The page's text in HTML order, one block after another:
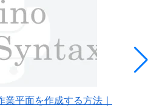
平面を作成する方法｜